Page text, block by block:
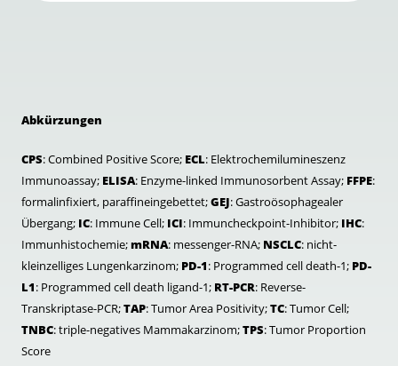
Abkürzungen
CPS: Combined Positive Score; ECL: Elektrochemilumineszenz
Immunoassay; ELISA: Enzyme-linked Immunosorbent Assay; FFPE:
formalinfixiert, paraffineingebettet;GEJ: Gastroösophagealer
Übergang; IC: Immune Cell; ICI: Immuncheckpoint-Inhibitor; IHC:
Immunhistochemie;mRNA: messenger-RNA; NSCLC: nicht-
kleinzelliges Lungenkarzinom; PD-1: Programmed cell death-1; PD-
L1: Programmed cell death ligand-1; RT-PCR: Reverse-
Transkriptase-PCR;TAP: Tumor Area Positivity;TC: Tumor Cell;
TNBC: triple-negatives Mammakarzinom;TPS: Tumor Proportion
Score